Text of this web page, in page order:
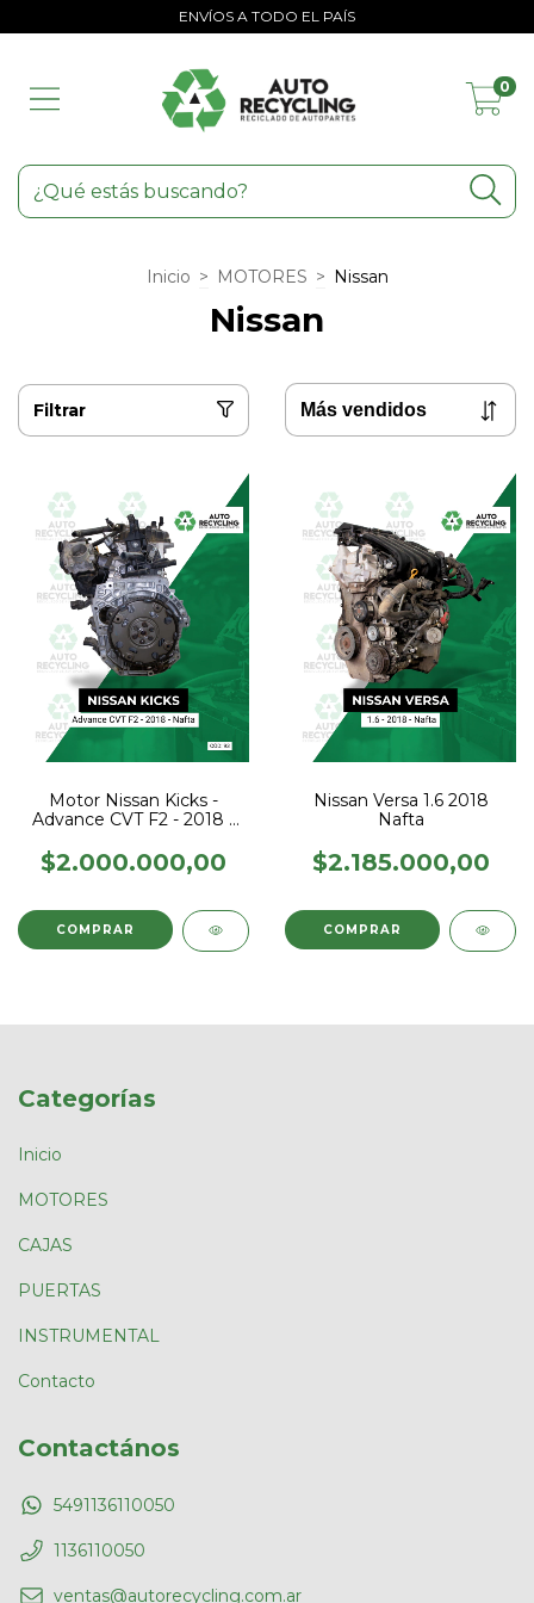
ENVÍOS A TODO EL PAÍS
0
Inicio > MOTORES > Nissan
Nissan
Filtrar
Motor Nissan Kicks -
Advance CVT F2 - 2018 -
$2.000.000,00
Nissan Versa 1.6 2018
Nafta
$2.185.000,00
Categorías
Inicio
MOTORES
CAJAS
PUERTAS
INSTRUMENTAL
Contacto
Contactános
5491136110050
1136110050
ventas@autorecycling.com.ar